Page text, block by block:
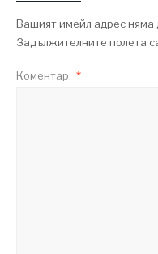
Вашият имейл адрес няма
Задължителните полета
Коментар: *